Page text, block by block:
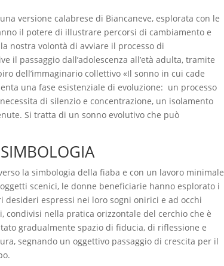
versione calabrese di Biancaneve, esplorata con le
il potere di illustrare percorsi di cambiamento e
nostra volontà di avviare il processo di
il passaggio dall’adolescenza all’età adulta, tramite
dell’immaginario collettivo «Il sonno in cui cade
una fase esistenziale di evoluzione: un processo
di silenzio e concentrazione, un isolamento
Si tratta di un sonno evolutivo che può
la simbologia della fiaba e con un lavoro minimale
scenici, le donne beneficiarie hanno esplorato i
desideri espressi nei loro sogni onirici e ad occhi
condivisi nella pratica orizzontale del cerchio che è
gradualmente spazio di fiducia, di riflessione e
segnando un oggettivo passaggio di crescita per il